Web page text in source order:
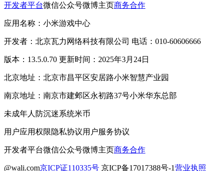
开发者平台微信公众号微博主页商务合作
应用名称：小米游戏中心
开发者：北京瓦力网络科技有限公司 电话：010-60606666
版本：13.5.0.70 更新时间：2025年3月24日
北京地址：北京市昌平区安居路小米智慧产业园
南京地址：南京市建邺区永初路37号小米华东总部
未成年人防沉迷系统米币
用户应用权限隐私协议用户服务协议
开发者平台微信公众号微博主页商务合作
@wali.com京ICP证110335号 京ICP备17017388号-1营业执照